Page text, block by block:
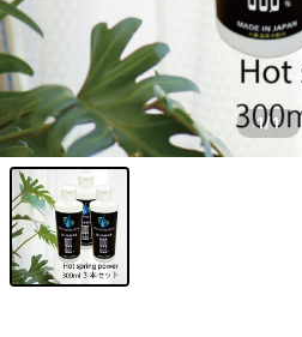
1/1